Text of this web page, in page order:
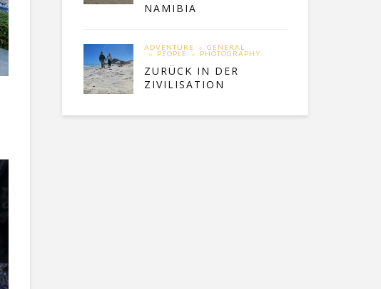
NAMIBIA
ADVENTURE GENERAL
PEOPLE PHOTOGRAPHY
ZURÜCK IN DER
ZIVILISATION